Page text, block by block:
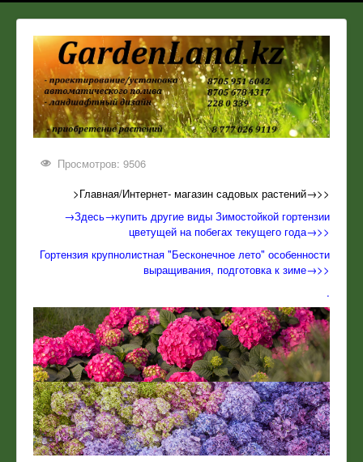
Просмотров: 9506
>Главная/Интернет- магазин садовых растений→>>
→Здесь→купить другие виды Зимостойкой гортензии
цветущей на побегах текущего года→>>
Гортензия крупнолистная "Бесконечное лето" особенности
выращивания, подготовка к зиме→>>
.